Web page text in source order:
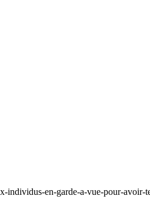
en-garde-a-vue-pour-avoir-